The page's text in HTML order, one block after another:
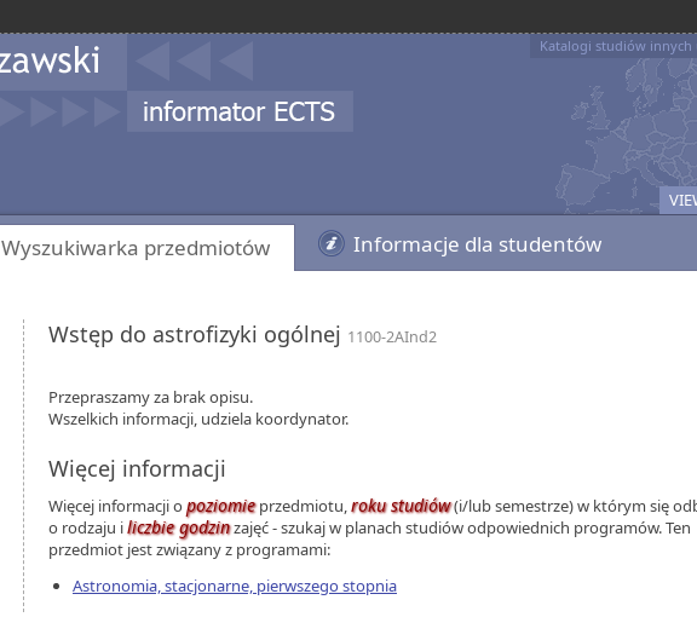
Katalogi studiów innych
Wyszukiwarka przedmiotów Informacje dla studentów
Wstęp do astrofizyki ogólnej 1100-2AInd2
Przepraszamy za brak opisu.
Wszelkich informacji, udziela koordynator.
Więcej informacji
Więcej informacji o poziomieprzedmiotu,roku studiów(i/lub semestrze) w którym się
o rodzaju iliczbie godzinzajęć - szukaj w planach studiów odpowiednich programów. Ten
przedmiot jest związany z programami:
Astronomia, stacjonarne, pierwszego stopnia